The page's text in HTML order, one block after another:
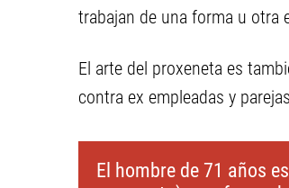
trabajan de una forma u otra
El arte del proxeneta es
contra ex empleadas y
El hombre de 71 años